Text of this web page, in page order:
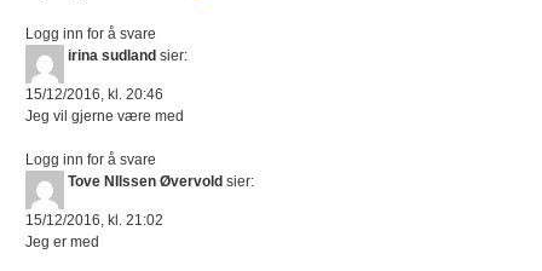
Logg inn for å svare
irina sudland sier:
15/12/2016, kl. 20:46
Jeg vil gjerne være med
Logg inn for å svare
Tove NIlssen Øvervold sier:
15/12/2016, kl. 21:02
Jeg er med